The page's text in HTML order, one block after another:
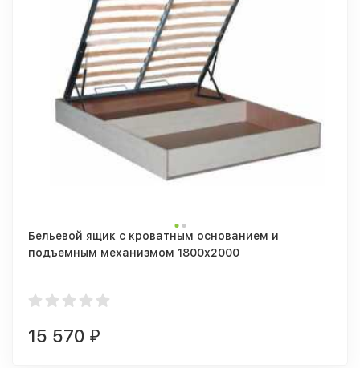
Бельевой ящик с кроватным основанием и
подъемным механизмом 1800х2000
15 570 ₽